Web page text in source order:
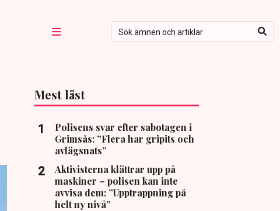
Mest läst
Polisens svar efter sabotagen i
Grimsås: ”Flera har gripits och
avlägsnats”
Aktivisterna klättrar upp på
maskiner – polisen kan inte
avvisa dem: ”Upptrappning på
helt ny nivå”